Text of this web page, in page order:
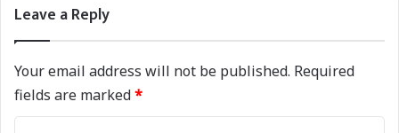
Leave a Reply
Your email address will not be published. Required
fields are marked*